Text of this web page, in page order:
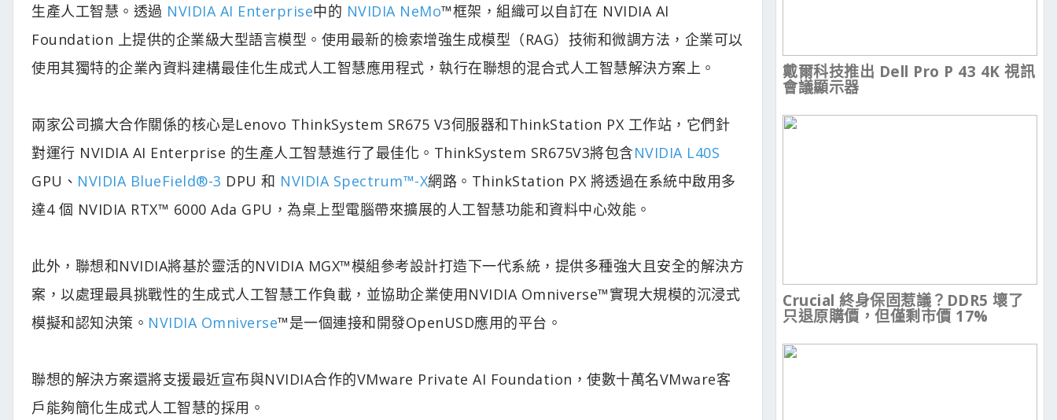
生產人工智慧。透過 NVIDIA AI Enterprise中的 NVIDIA NeMo™框架，組織可以自訂在 NVIDIA AI
Foundation 上提供的企業級大型語言模型。使用最新的檢索增強生成模型（RAG）技術和微調方法，企業可以
使用其獨特的企業內資料建構最佳化生成式人工智慧應用程式，執行在聯想的混合式人工智慧解決方案上。
兩家公司擴大合作關係的核心是Lenovo ThinkSystem SR675 V3伺服器和ThinkStation PX 工作站，它們針
對運行 NVIDIA AI Enterprise 的生產人工智慧進行了最佳化。ThinkSystem SR675V3將包含NVIDIA L40S
GPU、 NVIDIA BlueField®-3 DPU 和 NVIDIA Spectrum™-X網路。ThinkStation PX 將透過在系統中啟用多
達4 個 NVIDIA RTX™ 6000 Ada GPU，為桌上型電腦帶來擴展的人工智慧功能和資料中心效能。
此外，聯想和NVIDIA將基於靈活的NVIDIA MGX™模組參考設計打造下一代系統，提供多種強大且安全的解決方
案，以處理最具挑戰性的生成式人工智慧工作負載，並協助企業使用NVIDIA Omniverse™實現大規模的沉浸式
模擬和認知決策。 NVIDIA Omniverse™是一個連接和開發OpenUSD應用的平台。
聯想的解決方案還將支援最近宣布與NVIDIA合作的VMware Private AI Foundation，使數十萬名VMware客
戶能夠簡化生成式人工智慧的採用。
戴爾科技推出 Dell Pro P 43 4K 視訊
會議顯示器
Crucial 終身保固惹議？DDR5 壞了
只退原購價，但僅剩市價 17%